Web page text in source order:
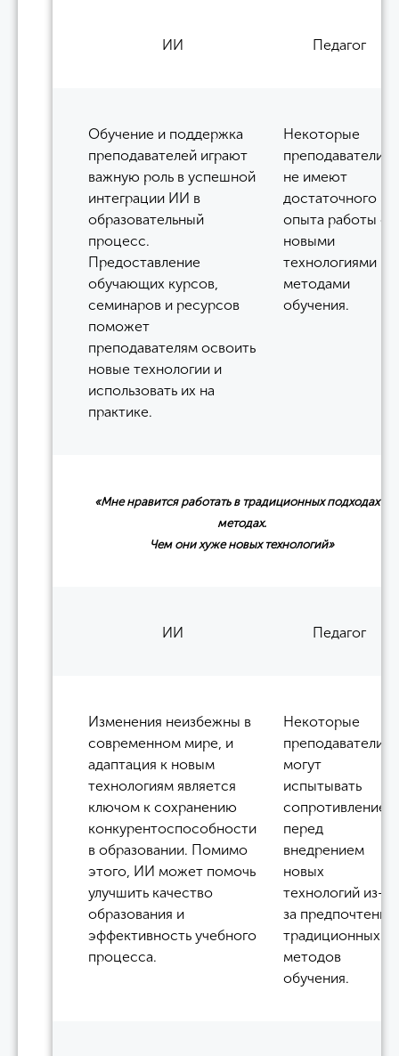
ИИ Педагог
Обучение и поддержка
преподавателей играют
важную роль в успешной
интеграции ИИ в
образовательный
процесс.
Предоставление
обучающих курсов,
семинаров и ресурсов
поможет
преподавателям освоить
новые технологии и
использовать их на
практике.
Некоторые
преподаватели
не имеют
достаточного
опыта работы с
новыми
технологиями и
методами
обучения.
«Мне нравится работать в традиционных подходах и
методах.
Чем они хуже новых технологий»
ИИ Педагог
Изменения неизбежны в
современном мире, и
адаптация к новым
технологиям является
ключом к сохранению
конкурентоспособности
в образовании. Помимо
этого, ИИ может помочь
улучшить качество
образования и
эффективность учебного
процесса.
Некоторые
преподаватели
могут
испытывать
сопротивление
перед
внедрением
новых
технологий из-
за предпочтения
традиционных
методов
обучения.